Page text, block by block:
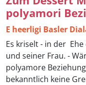
polyamori
E heerligi Basler
Es kriselt - in der
und seiner Frau. -
polyamore
bekanntlich keine